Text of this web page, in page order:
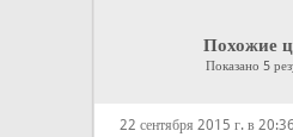
Похожие
Показано 5
22 сентября 2015 г. в 20:36